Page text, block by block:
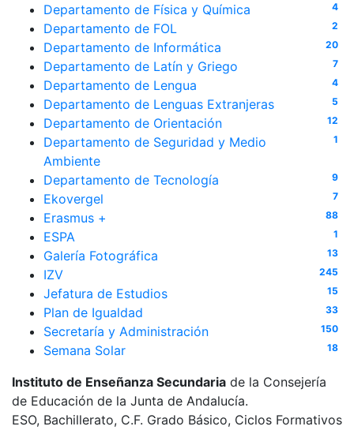
Departamento de Física y Química 4
Departamento de FOL 2
Departamento de Informática 20
Departamento de Latín y Griego 7
Departamento de Lengua 4
Departamento de Lenguas Extranjeras 5
Departamento de Orientación 12
Departamento de Seguridad y Medio
Ambiente
1
Departamento de Tecnología 9
Ekovergel 7
Erasmus + 88
ESPA 1
Galería Fotográfica 13
IZV 245
Jefatura de Estudios 15
Plan de Igualdad 33
Secretaría y Administración 150
Semana Solar 18
Instituto de Enseñanza Secundaria de la Consejería
de Educación de la Junta de Andalucía.
ESO, Bachillerato, C.F. Grado Básico, Ciclos Formativos